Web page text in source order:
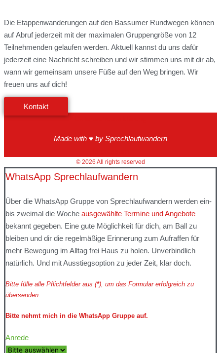
Die Etappenwanderungen auf den Bassumer Rundwegen können
auf Abruf jederzeit mit der maximalen Gruppengröße von 12
Teilnehmenden gelaufen werden. Aktuell kannst du uns dafür
jederzeit eine Nachricht schreiben und wir stimmen uns mit dir ab,
wann wir gemeinsam unsere Füße auf den Weg bringen. Wir
freuen uns auf dich!
Kontakt
Made with ♥ by Sprechlaufwandern
© 2026 All rights reserved
WhatsApp Sprechlaufwandern
Über die WhatsApp Gruppe von Sprechlaufwandern werden ein-
bis zweimal die Woche ausgewählte Termine und Angebote
bekannt gegeben. Eine gute Möglichkeit für dich, am Ball zu
bleiben und dir die regelmäßige Erinnerung zum Aufraffen für
mehr Bewegung im Alltag frei Haus zu holen. Unverbindlich
natürlich. Und mit Ausstiegsoption zu jeder Zeit, klar doch.
Bitte fülle alle Pflichtfelder aus (*), um das Formular erfolgreich zu
übersenden.
Bitte nehmt mich in die WhatsApp Gruppe auf.
Anrede